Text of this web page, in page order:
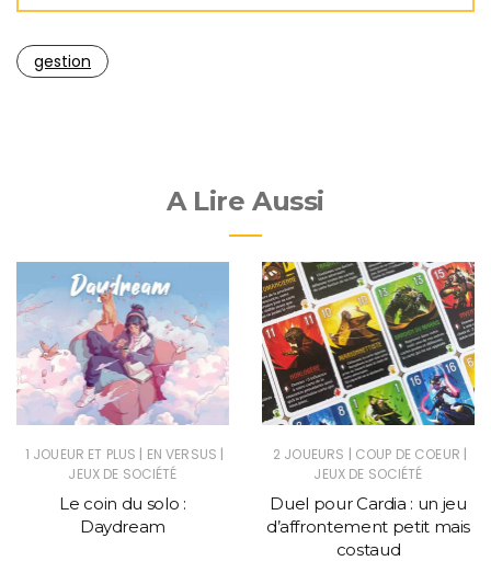
gestion
A Lire Aussi
1 JOUEUR ET PLUS | EN VERSUS |
JEUX DE SOCIÉTÉ
Le coin du solo :
Daydream
2 JOUEURS | COUP DE COEUR |
JEUX DE SOCIÉTÉ
Duel pour Cardia : un jeu
d’affrontement petit mais
costaud